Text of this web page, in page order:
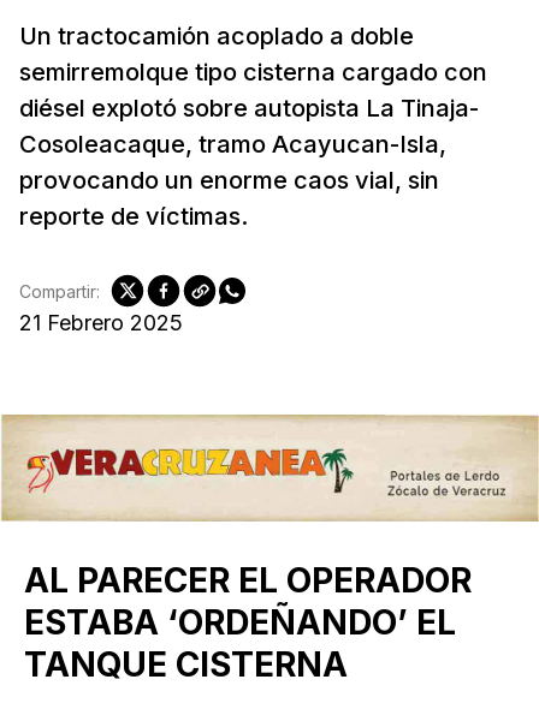
Un tractocamión acoplado a doble
semirremolque tipo cisterna cargado con
diésel explotó sobre autopista La Tinaja-
Cosoleacaque, tramo Acayucan-Isla,
provocando un enorme caos vial, sin
reporte de víctimas.
21 Febrero 2025
Compartir:
AL PARECER EL OPERADOR
ESTABA ‘ORDEÑANDO’ EL
TANQUE CISTERNA